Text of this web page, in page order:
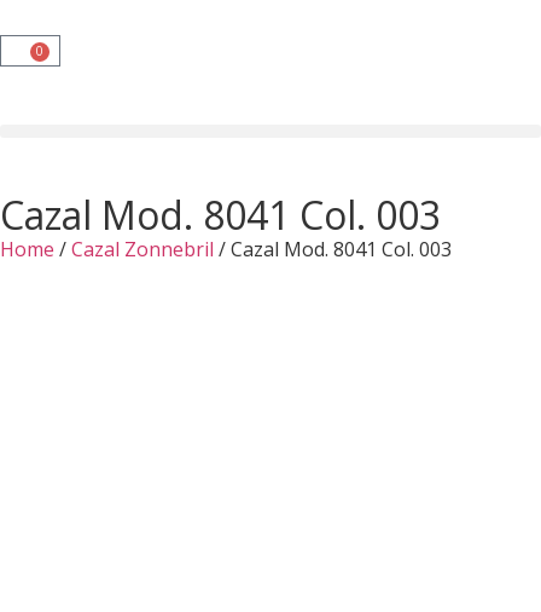
0
Cazal Mod. 8041 Col. 003
Home /Cazal Zonnebril / Cazal Mod. 8041 Col. 003